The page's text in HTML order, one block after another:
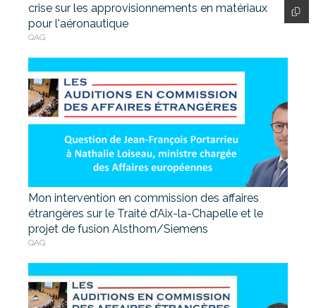
crise sur les approvisionnements en matériaux
pour l'aéronautique
QAG
Mon intervention en commission des affaires
étrangères sur le Traité d’Aix-la-Chapelle et le
projet de fusion Alsthom/Siemens
QAG